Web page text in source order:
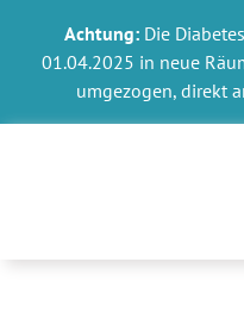
content
Achtung: Die
01.04.2025 in neue
umgezogen, direkt